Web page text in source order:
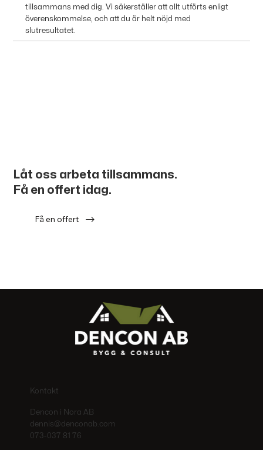
Låt oss arbeta tillsammans.
Få en offert idag.
Få en offert
tillsammans med dig. Vi säkerställer att allt utförts enligt
överenskommelse, och att du är helt nöjd med
slutresultatet.
Kontakt
Dencon i Nora AB
dennis@denconab.com
073-037 81 76